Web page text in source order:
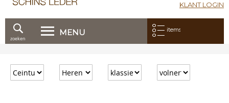
KLANT LOGIN
MENU Mijn bestelling:
items
door
naar
zoeken